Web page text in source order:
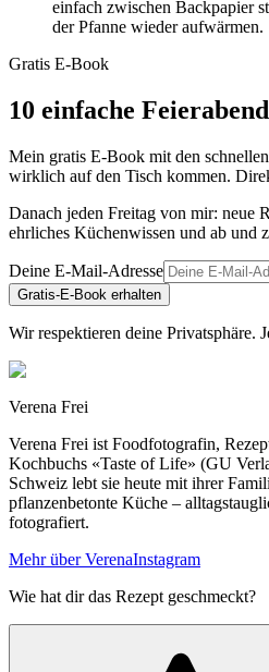
einfach zwischen Backpapier
der Pfanne wieder aufwärmen.
Gratis E-Book
10 einfache
Mein gratis E-Book mit den
wirklich auf den Tisch kommen.
Danach jeden Freitag von mir: neue
ehrliches Küchenwissen und ab und
Deine E-Mail-Adresse
Gratis-E-Book erhalten
Wir respektieren deine Privatsphäre.
Verena Frei
Verena Frei ist Foodfotografin,
Kochbuchs «Taste of Life» (GU
Schweiz lebt sie heute mit ihrer
pflanzenbetonte Küche –
fotografiert.
Mehr über VerenaInstagram
Wie hat dir das Rezept geschmeckt?